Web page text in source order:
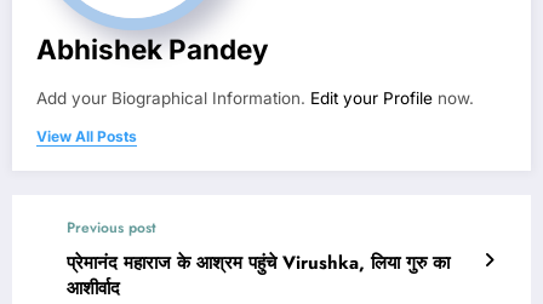
Abhishek Pandey
Add your Biographical Information. Edit your Profile now.
View All Posts
Previous post
प्रेमानंद महाराज के आश्रम पहुंचे Virushka, लिया गुरु का
आशीर्वाद